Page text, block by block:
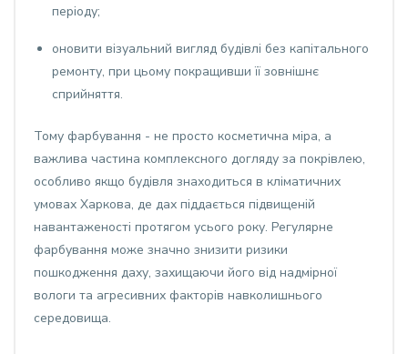
періоду;
оновити візуальний вигляд будівлі без капітального
ремонту, при цьому покращивши її зовнішнє
сприйняття.
Тому фарбування - не просто косметична міра, а
важлива частина комплексного догляду за покрівлею,
особливо якщо будівля знаходиться в кліматичних
умовах Харкова, де дах піддається підвищеній
навантаженості протягом усього року. Регулярне
фарбування може значно знизити ризики
пошкодження даху, захищаючи його від надмірної
вологи та агресивних факторів навколишнього
середовища.